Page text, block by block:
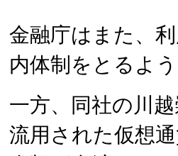
金融庁はまた、
内体制をとるよ
一方、同社の川
流用された仮想